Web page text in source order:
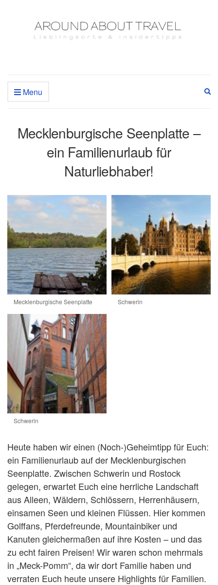
Menu
Mecklenburgische Seenplatte –
ein Familienurlaub für
Naturliebhaber!
Mecklenburgische Seenplatte Schwerin
Schwerin
Heute haben wir einen (Noch-)Geheimtipp für Euch:
ein Familienurlaub auf der Mecklenburgischen
Seenplatte. Zwischen Schwerin und Rostock
gelegen, erwartet Euch eine herrliche Landschaft
aus Alleen, Wäldern, Schlössern, Herrenhäusern,
einsamen Seen und kleinen Flüssen. Hier kommen
Golffans, Pferdefreunde, Mountainbiker und
Kanuten gleichermaßen auf ihre Kosten – und das
zu echt fairen Preisen! Wir waren schon mehrmals
in „Meck-Pomm“, da wir dort Familie haben und
verraten Euch heute unsere Highlights für Familien.